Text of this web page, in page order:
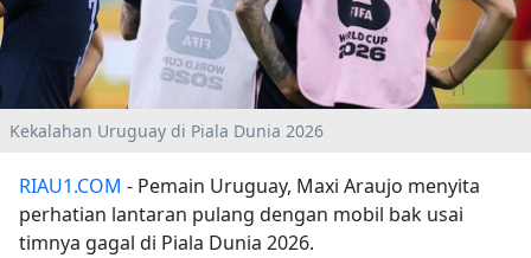
Kekalahan Uruguay di Piala Dunia 2026
RIAU1.COM - Pemain Uruguay, Maxi Araujo menyita
perhatian lantaran pulang dengan mobil bak usai
timnya gagal di Piala Dunia 2026.